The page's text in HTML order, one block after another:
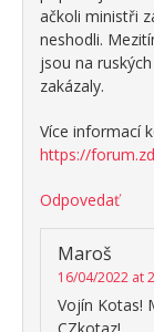
ačkoli ministři
neshodli.
jsou na
zakázaly.
Více informací
https://
Odpovedať
Maroš
16/04/2022 at
Vojín Kotas!